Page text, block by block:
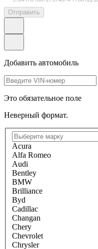
Отправить
Добавить автомобиль
Это обязательное поле
Неверный формат.
Acura
Alfa Romeo
Audi
Bentley
BMW
Brilliance
Byd
Cadillac
Changan
Chery
Chevrolet
Chrysler